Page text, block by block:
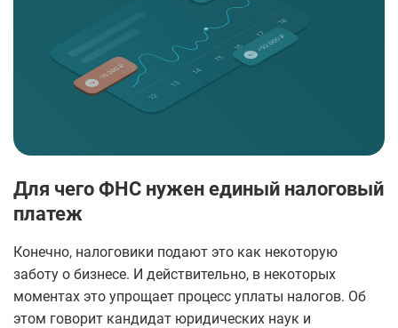
Для чего ФНС нужен единый налоговый
платеж
Конечно, налоговики подают это как некоторую
заботу о бизнесе. И действительно, в некоторых
моментах это упрощает процесс уплаты налогов. Об
этом говорит кандидат юридических наук и